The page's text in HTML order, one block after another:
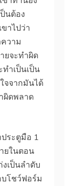
นต้อง
าไปว่า
วาม
ยจะทำผิด
ทำเป็นเป็น
จจากมันได้
ผิดพลาด
ระตูมือ 1
ยในตอน
งเป็นลำดับ
โชว์ฟอร์ม